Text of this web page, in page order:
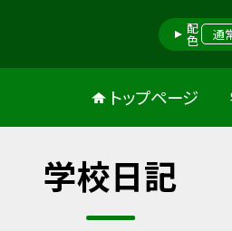
配色 通
トップページ
学校日記